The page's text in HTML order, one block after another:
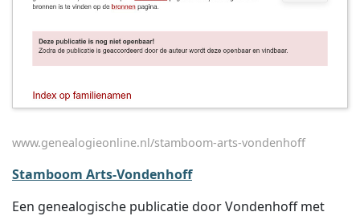
www.genealogieonline.nl/stamboom-arts-vondenhoff
Stamboom Arts-Vondenhoff
Een genealogische publicatie door Vondenhoff met